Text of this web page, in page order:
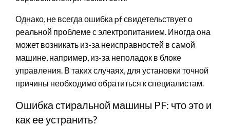
Однако, не всегда ошибка pf свидетельствует о
реальной проблеме с электропитанием. Иногда она
может возникать из-за неисправностей в самой
машине, например, из-за неполадок в блоке
управления. В таких случаях, для установки точной
причины необходимо обратиться к специалистам.
Ошибка стиральной машины PF: что это и
как ее устранить?